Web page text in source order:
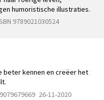
humoristische illustraties.
9789021030524
beter kennen en creëer het
26-11-2020